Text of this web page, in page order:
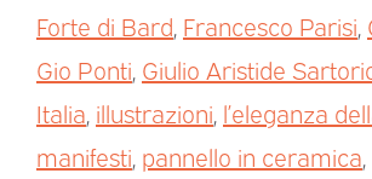
Forte di Bard Francesco Parisi
Gio Ponti Giulio Aristide
Italia illustrazioni l’eleganza
manifesti pannello in ceramica